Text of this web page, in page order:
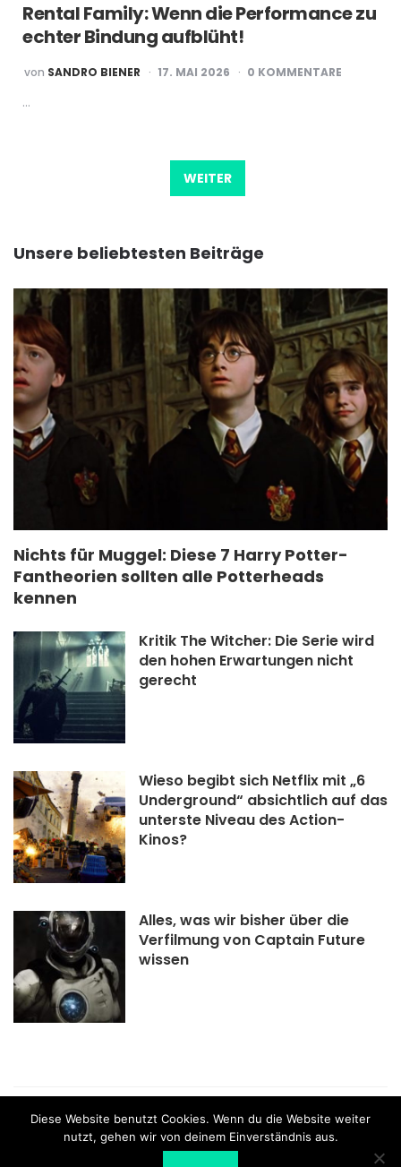
Rental Family: Wenn die Performance zu
echter Bindung aufblüht!
POSTED
BY
von SANDRO BIENER 17. MAI 2026 0 KOMMENTARE
…
WEITER
Unsere beliebtesten Beiträge
Nichts für Muggel: Diese 7 Harry Potter-
Fantheorien sollten alle Potterheads
kennen
Kritik The Witcher: Die Serie wird
den hohen Erwartungen nicht
gerecht
Wieso begibt sich Netflix mit „6
Underground“ absichtlich auf das
unterste Niveau des Action-
Kinos?
Alles, was wir bisher über die
Verfilmung von Captain Future
wissen
Impressum
Diese Website benutzt Cookies. Wenn du die Website weiter
nutzt, gehen wir von deinem Einverständnis aus.